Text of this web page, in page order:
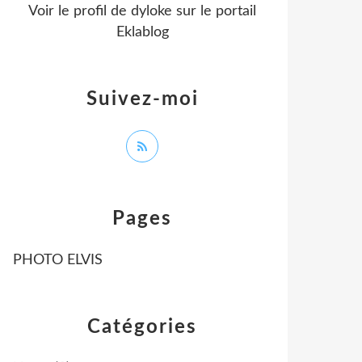
Catégories
Pages
PHOTO ELVIS
Suivez-moi
Voir le profil de dyloke sur le portail
Eklablog